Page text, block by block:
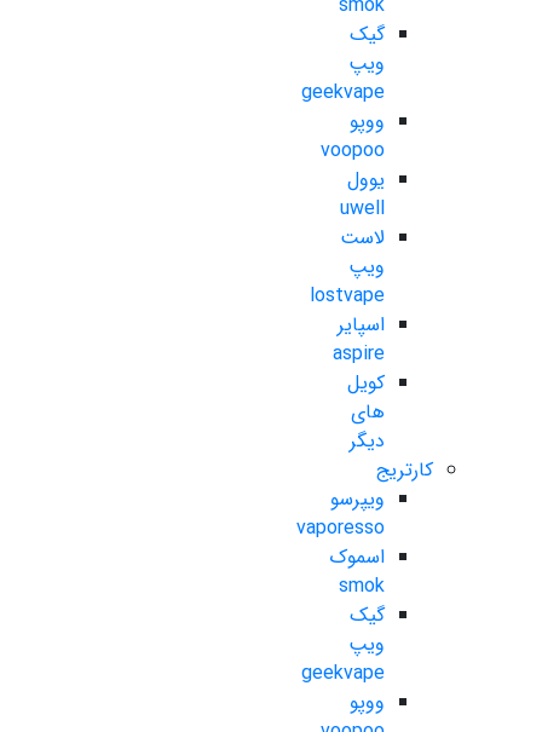
گیک
ویپ
geekvape
ووپو
voopoo
یوول
uwell
لاست
ویپ
lostvape
اسپایر
aspire
کویل
های
دیگر
کارتریج
ویپرسو
vaporesso
اسموک
smok
گیک
ویپ
geekvape
ووپو